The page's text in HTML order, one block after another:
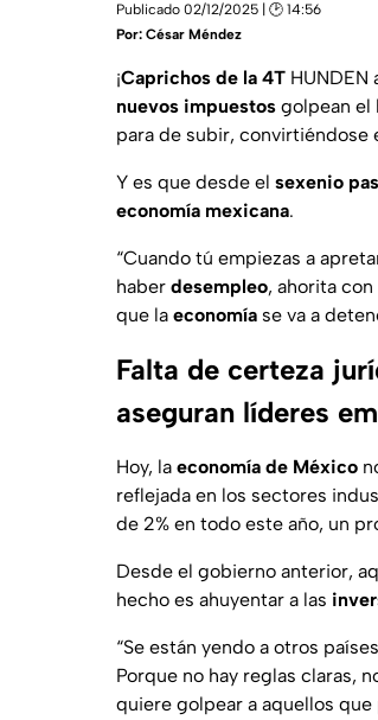
Publicado 02/12/2025 | 🕑 14:56
Por: César Méndez
¡Caprichos de la 4T HUNDEN
nuevos impuestos golpean el
para de subir, convirtiéndose
Y es que desde el sexenio
economía mexicana.
“Cuando tú empiezas a
haber desempleo, ahorita
que la economía se va a
Falta de certeza
aseguran líderes
Hoy, la economía de México
reflejada en los sectores
de 2% en todo este año, un
Desde el gobierno anterior,
hecho es ahuyentar a las
“Se están yendo a otros
Porque no hay reglas claras,
quiere golpear a aquellos